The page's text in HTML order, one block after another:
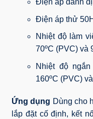
Điện áp danh
Điện áp thử
Nhiệt độ làm
70ºC (PVC) và
Nhiệt độ
160ºC (PVC)
Ứng dụng Dùng cho
lắp đặt cố định, kết